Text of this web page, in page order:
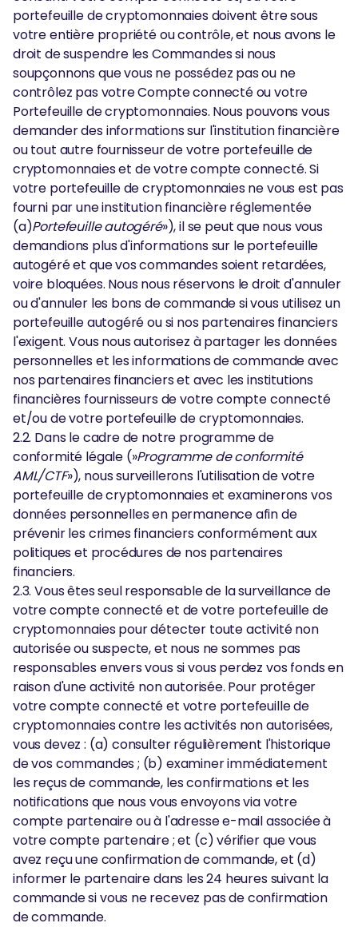
portefeuille de cryptomonnaies doivent être sous
votre entière propriété ou contrôle, et nous avons le
droit de suspendre les Commandes si nous
soupçonnons que vous ne possédez pas ou ne
contrôlez pas votre Compte connecté ou votre
Portefeuille de cryptomonnaies. Nous pouvons vous
demander des informations sur l'institution financière
ou tout autre fournisseur de votre portefeuille de
cryptomonnaies et de votre compte connecté. Si
votre portefeuille de cryptomonnaies ne vous est pas
fourni par une institution financière réglementée
(a)Portefeuille autogéré»), il se peut que nous vous
demandions plus d'informations sur le portefeuille
autogéré et que vos commandes soient retardées,
voire bloquées. Nous nous réservons le droit d'annuler
ou d'annuler les bons de commande si vous utilisez un
portefeuille autogéré ou si nos partenaires financiers
l'exigent. Vous nous autorisez à partager les données
personnelles et les informations de commande avec
nos partenaires financiers et avec les institutions
financières fournisseurs de votre compte connecté
et/ou de votre portefeuille de cryptomonnaies.
2.2. Dans le cadre de notre programme de
conformité légale (»Programme de conformité
AML/CTF»), nous surveillerons l'utilisation de votre
portefeuille de cryptomonnaies et examinerons vos
données personnelles en permanence afin de
prévenir les crimes financiers conformément aux
politiques et procédures de nos partenaires
financiers.
2.3. Vous êtes seul responsable de la surveillance de
votre compte connecté et de votre portefeuille de
cryptomonnaies pour détecter toute activité non
autorisée ou suspecte, et nous ne sommes pas
responsables envers vous si vous perdez vos fonds en
raison d'une activité non autorisée. Pour protéger
votre compte connecté et votre portefeuille de
cryptomonnaies contre les activités non autorisées,
vous devez : (a) consulter régulièrement l'historique
de vos commandes ; (b) examiner immédiatement
les reçus de commande, les confirmations et les
notifications que nous vous envoyons via votre
compte partenaire ou à l'adresse e-mail associée à
votre compte partenaire ; et (c) vérifier que vous
avez reçu une confirmation de commande, et (d)
informer le partenaire dans les 24 heures suivant la
commande si vous ne recevez pas de confirmation
de commande.